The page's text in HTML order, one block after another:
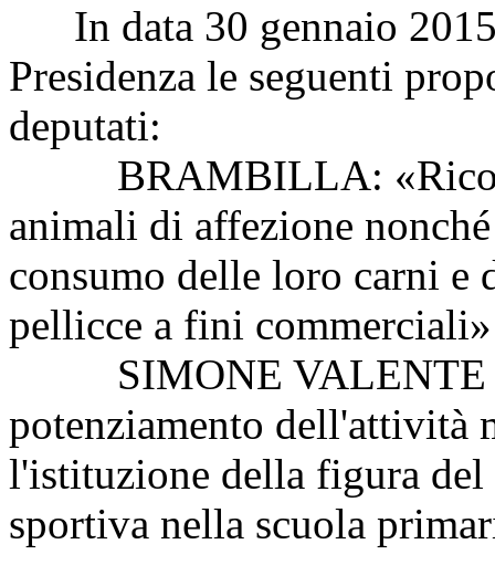
In data 30 gennaio 2015
Presidenza le seguenti
deputati:
BRAMBILLA:
animali di affezione
consumo delle loro carni
pellicce a fini
SIMONE VALENTE
potenziamento dell'attività
l'istituzione della figura del
sportiva nella scuola